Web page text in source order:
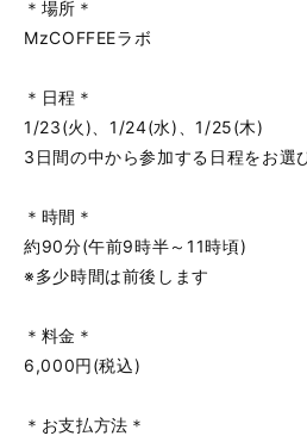
＊場所＊
MzCOFFEEラボ
＊日程＊
1/23(火)、1/24(水)、1/25(木)
3日間の中から参加する日程をお選
＊時間＊
約90分(午前9時半～11時頃)
※多少時間は前後します
＊料金＊
6,000円(税込)
＊お支払方法＊